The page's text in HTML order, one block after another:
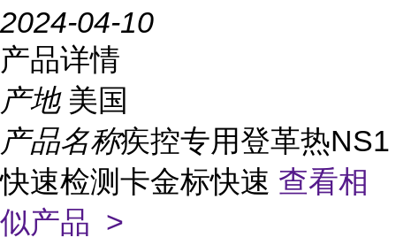
2024-04-10
产品详情
产地 美国
产品名称疾控专用登革热NS1
快速检测卡金标快速 查看相
似产品 >